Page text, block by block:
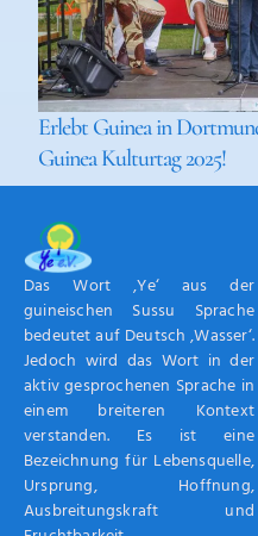
Erlebt Guinea in
Guinea Kulturtag 2025!
Das Wort ‚Ye‘ aus der
guineischen Sussu Sprache
bedeutet auf Deutsch ‚Wasser‘.
Jedoch wird das Wort in der
aktiv gesprochenen Sprache in
einem breiteren Kontext
verstanden. Es ist eine
Bezeichnung für Lebensquelle,
Ursprung, Hoffnung,
Ausbreitungskraft und